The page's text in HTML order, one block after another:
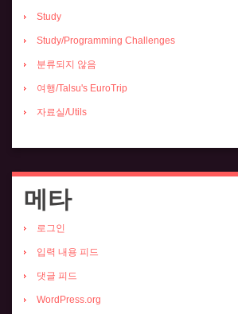
Study
Study/Programming Challenges
분류되지 않음
여행/Talsu's EuroTrip
자료실/Utils
메타
로그인
입력 내용 피드
댓글 피드
WordPress.org